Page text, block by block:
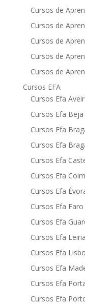
Cursos de
Cursos de
Cursos de
Cursos de
Cursos de
Cursos EFA
Cursos Efa
Cursos Efa Beja
Cursos Efa
Cursos Efa
Cursos Efa
Cursos Efa
Cursos Efa
Cursos Efa Faro
Cursos Efa
Cursos Efa Leiria
Cursos Efa
Cursos Efa
Cursos Efa
Cursos Efa